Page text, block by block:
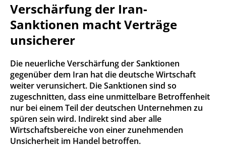
Verschärfung der Iran-
Sanktionen macht Verträge
unsicherer
Die neuerliche Verschärfung der Sanktionen
gegenüber dem Iran hat die deutsche Wirtschaft
weiter verunsichert. Die Sanktionen sind so
zugeschnitten, dass eine unmittelbare Betroffenheit
nur bei einem Teil der deutschen Unternehmen zu
spüren sein wird. Indirekt sind aber alle
Wirtschaftsbereiche von einer zunehmenden
Unsicherheit im Handel betroffen.